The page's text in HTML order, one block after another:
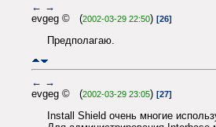
← →
evgeg © (2002-03-29 22:50) [26]
Предполагаю.
← →
evgeg © (2002-03-29 23:05) [27]
Install Shield очень многие